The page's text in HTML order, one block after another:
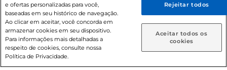
Caso queira comprar online, informe como deseja receber
suas compras:
Entrega em casa Retire em Loja
© 2026 Copyright. Todos os direitos
reservados Prezunic.
e ofertas personalizadas para você,
baseadas em seu histórico de navegação.
Ao clicar em aceitar, você concorda em
armazenar cookies em seu dispositivo.
Para informações mais detalhadas a
respeito de cookies, consulte nossa
Política de Privacidade.
Rejeitar todos
Aceitar todos os
cookies